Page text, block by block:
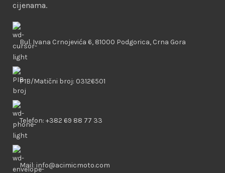
cijenama.
Bul. Ivana Crnojevića 6, 81000 Podgorica, Crna Gora
PIB/Matični broj: 03126501
Telefon: +382 69 88 77 33
Mail: info@acimicmoto.com